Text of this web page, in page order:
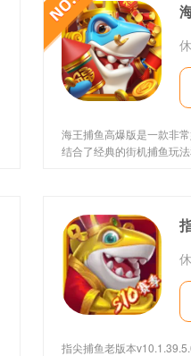
海王捕鱼高爆版是一款非
结合了经典的街机捕鱼玩
指尖捕鱼老版本